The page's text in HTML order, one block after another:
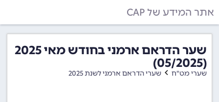
אתר המידע של CAP
שער הדראם ארמני בחודש מאי 2025
(05/2025)
שערי מט"ח שערי הדראם ארמני לשנת 2025